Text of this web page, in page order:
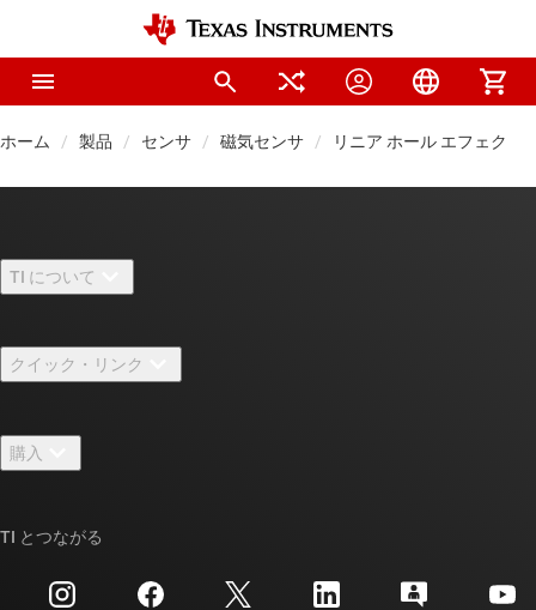
ホーム 製品 センサ 磁気センサ リニア ホール エフェクト
TI について
採用情報
ニュース
イベント
投資家向け情報
クイック・リンク
TI E2E™ 設計サポート・フォーラム
クロスリファレンス検索
カスタマー・サポート・センター
購入
TI とつながる